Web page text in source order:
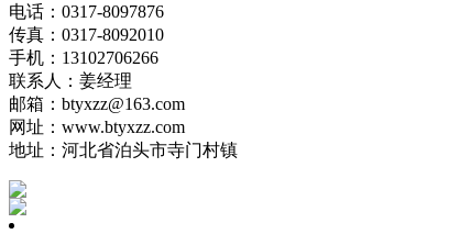
电话：0317-8097876
传真：0317-8092010
手机：13102706266
联系人：姜经理
邮箱：btyxzz@163.com
网址：www.btyxzz.com
地址：河北省泊头市寺门村镇